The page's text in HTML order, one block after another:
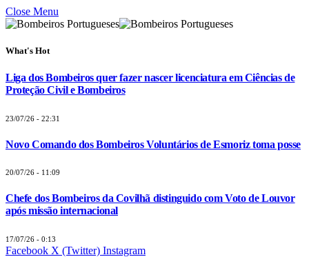
Close Menu
What's Hot
Liga dos Bombeiros quer fazer nascer licenciatura em Ciências de
Proteção Civil e Bombeiros
23/07/26 - 22:31
Novo Comando dos Bombeiros Voluntários de Esmoriz toma posse
20/07/26 - 11:09
Chefe dos Bombeiros da Covilhã distinguido com Voto de Louvor
após missão internacional
17/07/26 - 0:13
Facebook X (Twitter) Instagram